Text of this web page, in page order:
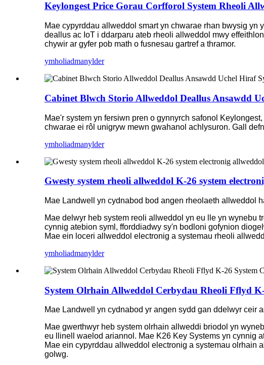
Keylongest Price Gorau Corfforol System Rheoli
Mae cypyrddau allweddol smart yn chwarae rhan bwysig
deallus ac IoT i ddarparu ateb rheoli allweddol mwy
chywir ar gyfer pob math o fusnesau gartref a thramor.
ymholiadmanylder
Cabinet Blwch Storio Allweddol Deallus Ansawdd
Mae'r system yn fersiwn pren o gynnyrch safonol
chwarae ei rôl unigryw mewn gwahanol achlysuron. Gall
ymholiadmanylder
Gwesty system rheoli allweddol K-26 system
Mae Landwell yn cydnabod bod angen rheolaeth allweddol
Mae delwyr heb system reoli allweddol yn eu lle yn wynebu
cynnig atebion syml, fforddiadwy sy'n bodloni gofynion
Mae ein loceri allweddol electronig a systemau rheoli
ymholiadmanylder
System Olrhain Allweddol Cerbydau Rheoli Fflyd
Mae Landwell yn cydnabod yr angen sydd gan ddelwyr ceir
Mae gwerthwyr heb system olrhain allweddi briodol yn
eu llinell waelod ariannol. Mae K26 Key Systems yn cynnig
Mae ein cypyrddau allweddol electronig a systemau
golwg.